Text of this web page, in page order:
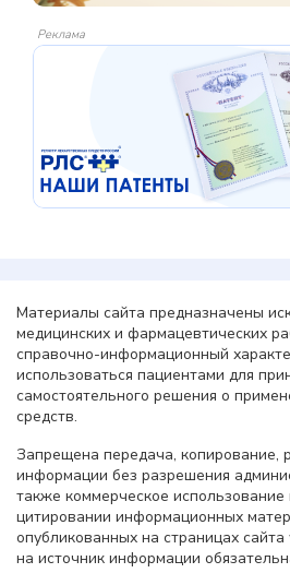
Реклама
Материалы сайта предназначены
медицинских и фармацевтических
справочно-информационный
использоваться пациентами для
самостоятельного решения о
средств.
Запрещена передача, копирование,
информации без разрешения
также коммерческое
цитировании информационных
опубликованных на страницах
на источник информации